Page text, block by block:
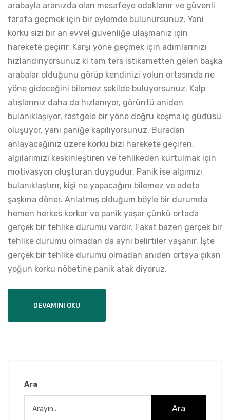
arabayla aranızda olan mesafeye odaklanır ve güvenli
tarafa geçmek için bir eylemde bulunursunuz. Yani
korku sizi bir an evvel güvenliğe ulaşmanız için
harekete geçirir. Karşı yöne geçmek için adımlarınızı
hızlandırıyorsunuz ki tam ters istikametten gelen başka
arabalar olduğunu görüp kendinizi yolun ortasında ne
yöne gideceğini bilemez şekilde buluyorsunuz. Kalp
atışlarınız daha da hızlanıyor, görüntü aniden
bulanıklaşıyor, rastgele bir yöne doğru koşma iç güdüsü
oluşuyor, yani paniğe kapılıyorsunuz. Buradan
anlayacağınız üzere korku bizi harekete geçiren,
algılarımızı keskinleştiren ve tehlikeden kurtulmak için
motivasyon oluşturan duygudur. Panik ise algımızı
bulanıklaştırır, kişi ne yapacağını bilemez ve adeta
şaşkına döner. Anlatmış olduğum böyle bir durumda
hemen herkes korkar ve panik yaşar çünkü ortada
gerçek bir tehlike durumu vardır. Fakat bazen gerçek bir
tehlike durumu olmadan da aynı belirtiler yaşanır. İşte
gerçek bir tehlike durumu olmadan aniden ortaya çıkan
yoğun korku nöbetine panik atak diyoruz.
DEVAMINI OKU
Ara
Ara